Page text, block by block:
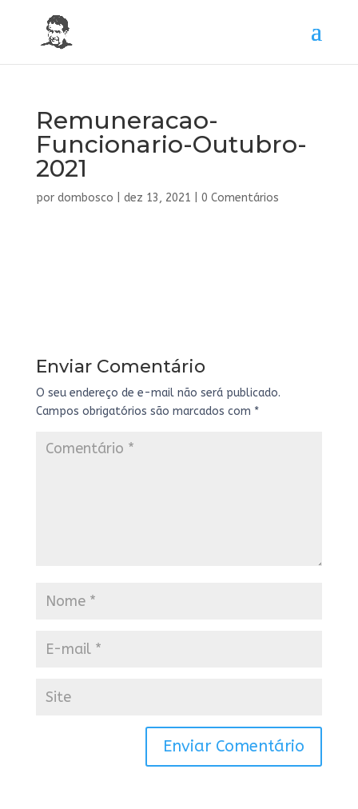
Remuneracao-
Funcionario-Outubro-
2021
por dombosco dez 13, 2021 0 Comentários
Enviar Comentário
O seu endereço de e-mail não será publicado.
Campos obrigatórios são marcados com *